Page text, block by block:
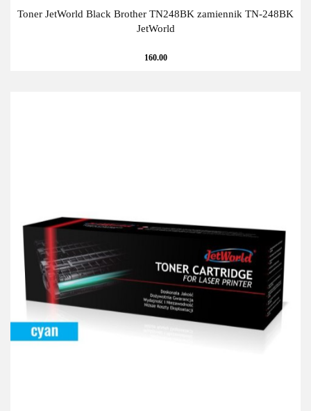
Toner JetWorld Black Brother TN248BK zamiennik TN-248BK
JetWorld
160.00